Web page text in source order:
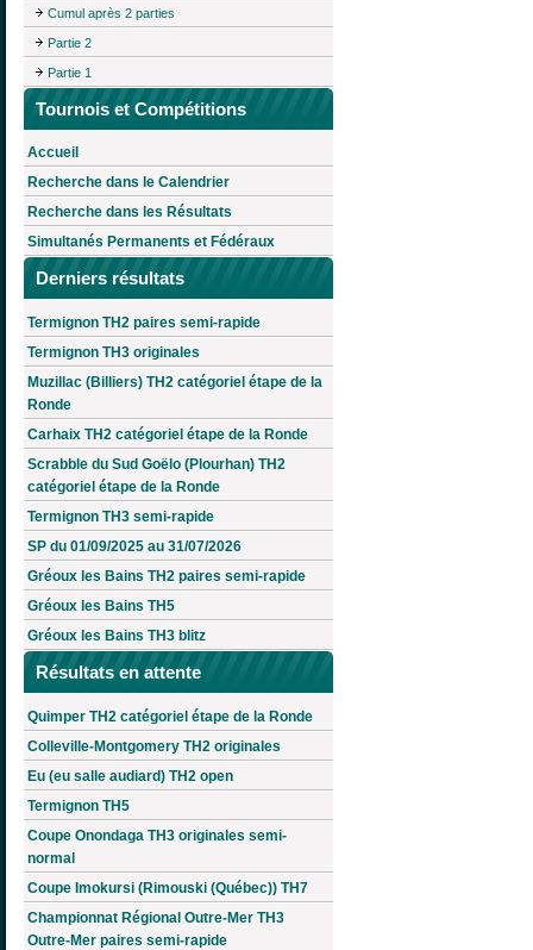
Cumul après 2 parties
Partie 2
Partie 1
Tournois et Compétitions
Accueil
Recherche dans le Calendrier
Recherche dans les Résultats
Simultanés Permanents et Fédéraux
Derniers résultats
Termignon TH2 paires semi-rapide
Termignon TH3 originales
Muzillac (Billiers) TH2 catégoriel étape de la
Ronde
Carhaix TH2 catégoriel étape de la Ronde
Scrabble du Sud Goëlo (Plourhan) TH2
catégoriel étape de la Ronde
Termignon TH3 semi-rapide
SP du 01/09/2025 au 31/07/2026
Gréoux les Bains TH2 paires semi-rapide
Gréoux les Bains TH5
Gréoux les Bains TH3 blitz
Résultats en attente
Quimper TH2 catégoriel étape de la Ronde
Colleville-Montgomery TH2 originales
Eu (eu salle audiard) TH2 open
Termignon TH5
Coupe Onondaga TH3 originales semi-
normal
Coupe Imokursi (Rimouski (Québec)) TH7
Championnat Régional Outre-Mer TH3
Outre-Mer paires semi-rapide